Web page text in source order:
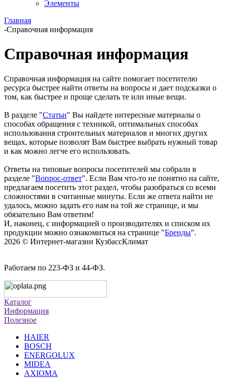
Элементы
Главная
-Справочная информация
Справочная информация
Справочная информация на сайте помогает посетителю
ресурса быстрее найти ответы на вопросы и дает подсказки о
том, как быстрее и проще сделать те или иные вещи.
В разделе "Статьи" Вы найдете интересные материалы о
способах обращения с техникой, оптимальных способах
использования строительных материалов и многих других
вещах, которые позволят Вам быстрее выбрать нужный товар
и как можно легче его использовать.
Ответы на типовые вопросы посетителей мы собрали в
разделе "Вопрос-ответ". Если Вам что-то не понятно на сайте,
предлагаем посетить этот раздел, чтобы разобраться со всеми
сложностями в считанные минуты. Если же ответа найти не
удалось, можно задать его нам на той же странице, и мы
обязательно Вам ответим!
И, наконец, с информацией о производителях и списком их
продукции можно ознакомиться на странице "Бренды".
2026 © Интернет-магазин КузбассКлимат
Работаем по 223-ФЗ и 44-ФЗ.
Каталог
Информация
Полезное
HAIER
BOSCH
ENERGOLUX
MIDEA
AXIOMA